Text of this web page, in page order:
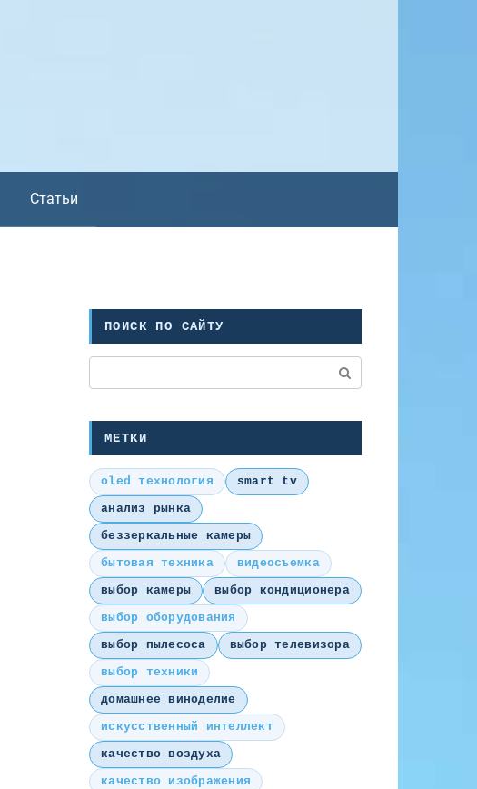
Статьи
ПОИСК ПО САЙТУ
МЕТКИ
oled технология
smart tv
анализ рынка
беззеркальные камеры
бытовая техника
видеосъемка
выбор камеры
выбор кондиционера
выбор оборудования
выбор пылесоса
выбор телевизора
выбор техники
домашнее виноделие
искусственный интеллект
качество воздуха
качество изображения